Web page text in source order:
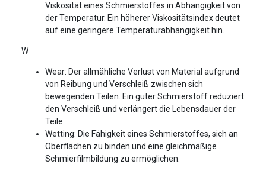
Viskosität eines Schmierstoffes in Abhängigkeit von
der Temperatur. Ein höherer Viskositätsindex deutet
auf eine geringere Temperaturabhängigkeit hin.
W
Wear: Der allmähliche Verlust von Material aufgrund
von Reibung und Verschleiß zwischen sich
bewegenden Teilen. Ein guter Schmierstoff reduziert
den Verschleiß und verlängert die Lebensdauer der
Teile.
Wetting: Die Fähigkeit eines Schmierstoffes, sich an
Oberflächen zu binden und eine gleichmäßige
Schmierfilmbildung zu ermöglichen.